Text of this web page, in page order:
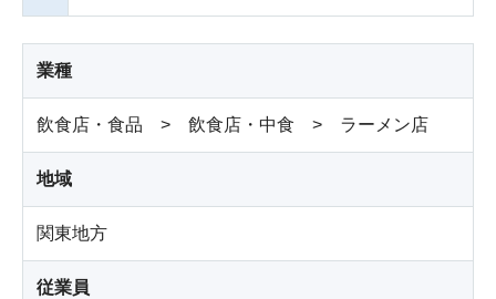
業種
飲食店・食品 > 飲食店・中食 > ラーメン店
地域
関東地方
従業員